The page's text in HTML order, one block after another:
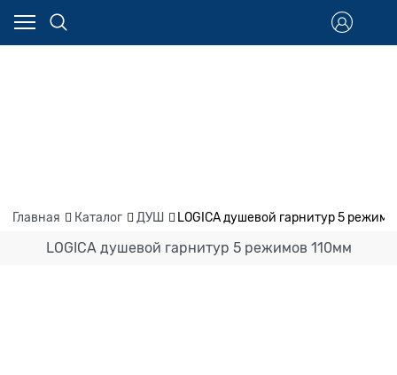
Главная Каталог ДУШ LOGICA душевой гарнитур 5
LOGICA душевой гарнитур 5 режимов 110мм